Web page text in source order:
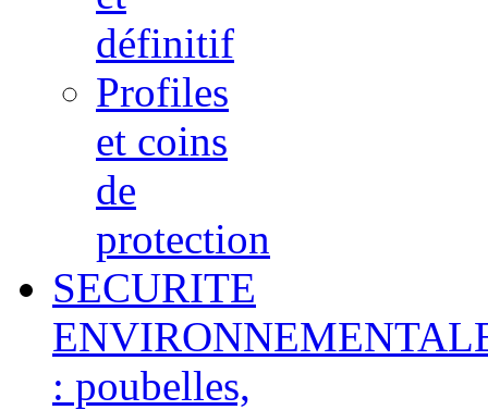
définitif
Profiles
et coins
de
protection
SECURITE
: poubelles,